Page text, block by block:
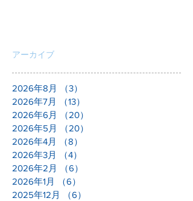
アーカイブ
2026年8月 （3）
2026年7月
（13）
2026年6月
（20）
2026年5月
（20）
2026年4月
（8）
2026年3月
（4）
2026年2月
（6）
2026年1月 （6）